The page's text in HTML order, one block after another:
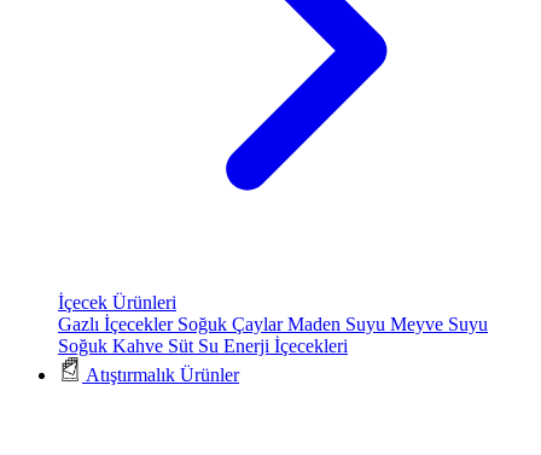
İçecek Ürünleri
Gazlı İçecekler Soğuk ÇaylarMaden Suyu Meyve Suyu
Soğuk Kahve Süt Su Enerji İçecekleri
Atıştırmalık Ürünler